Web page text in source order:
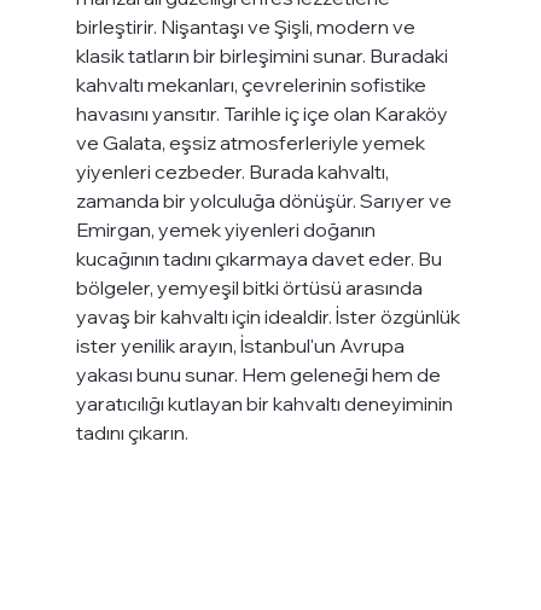
birleştirir. Nişantaşı ve Şişli, modern ve
klasik tatların bir birleşimini sunar. Buradaki
kahvaltı mekanları, çevrelerinin sofistike
havasını yansıtır. Tarihle iç içe olan Karaköy
ve Galata, eşsiz atmosferleriyle yemek
yiyenleri cezbeder. Burada kahvaltı,
zamanda bir yolculuğa dönüşür. Sarıyer ve
Emirgan, yemek yiyenleri doğanın
kucağının tadını çıkarmaya davet eder. Bu
bölgeler, yemyeşil bitki örtüsü arasında
yavaş bir kahvaltı için idealdir. İster özgünlük
ister yenilik arayın, İstanbul'un Avrupa
yakası bunu sunar. Hem geleneği hem de
yaratıcılığı kutlayan bir kahvaltı deneyiminin
tadını çıkarın.